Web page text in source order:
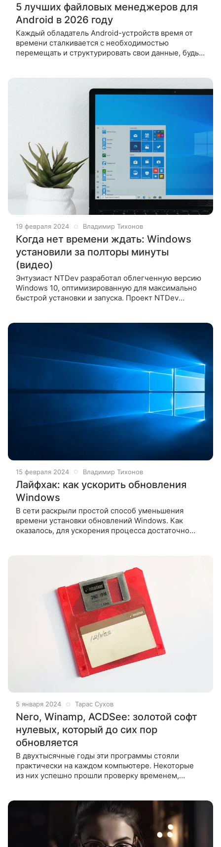
5 лучших файловых менеджеров для
Android в 2026 году
Каждый обладатель Android-устройств время от
времени сталкивается с необходимостью
перемещать и структурировать свои данные, будь
19 февраля 2024 Владимир Тихонов
Когда нет времени ждать: Windows
установили за полторы минуты
(видео)
Энтузиаст NTDev разработал облегченную версию
Windows 10, оптимизированную для максимально
быстрой установки и запуска. Проект NTDev
15 февраля 2024 Владимир Тихонов
Лайфхак: как ускорить обновления
Windows
В сети раскрыли простой способ уменьшения
времени установки обновлений Windows. Как
оказалось, для ускорения процесса достаточно
5 января 2024 Тарас Сухов
Nero, Winamp, ACDSee: золотой софт
нулевых, который до сих пор
обновляется
В двухтысячные годы эти программы стояли
практически на каждом компьютере. Некоторые
из них успешно прошли проверку временем,